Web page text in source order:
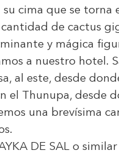
su cima que se
de cactus
y mágica
a nuestro hotel.
al este, desde
el Thunupa, desde
una brevísima
DE SAL o similar